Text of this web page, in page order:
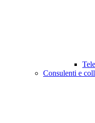
Consulenti e